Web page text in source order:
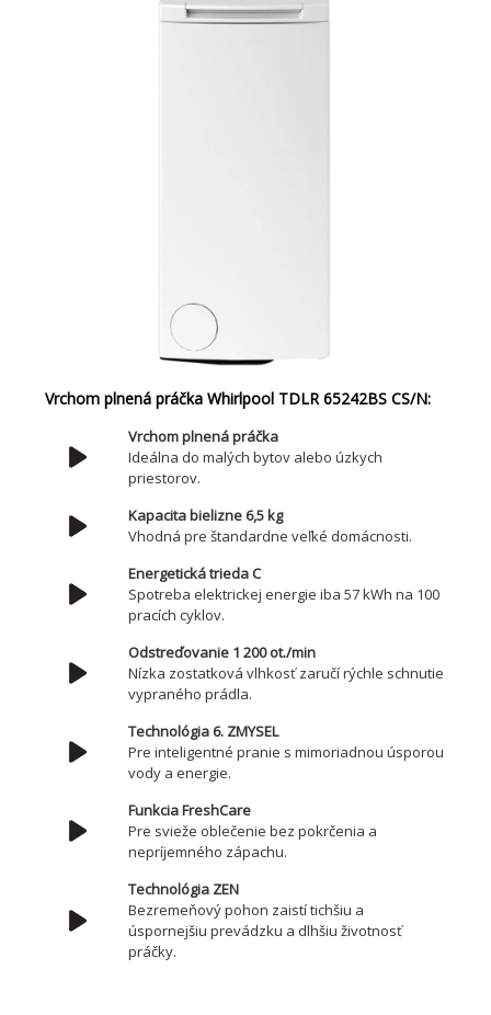
Vrchom plnená práčka Whirlpool TDLR 65242BS CS/N:
Vrchom plnená práčka
Ideálna do malých bytov alebo úzkych
priestorov.
Kapacita bielizne 6,5 kg
Vhodná pre štandardne veľké domácnosti.
Energetická trieda C
Spotreba elektrickej energie iba 57 kWh na 100
pracích cyklov.
Odstreďovanie 1 200 ot./min
Nízka zostatková vlhkosť zaručí rýchle schnutie
vypraného prádla.
Technológia 6. ZMYSEL
Pre inteligentné pranie s mimoriadnou úsporou
vody a energie.
Funkcia FreshCare
Pre svieže oblečenie bez pokrčenia a
nepríjemného zápachu.
Technológia ZEN
Bezremeňový pohon zaistí tichšiu a
úspornejšiu prevádzku a dlhšiu životnosť
práčky.